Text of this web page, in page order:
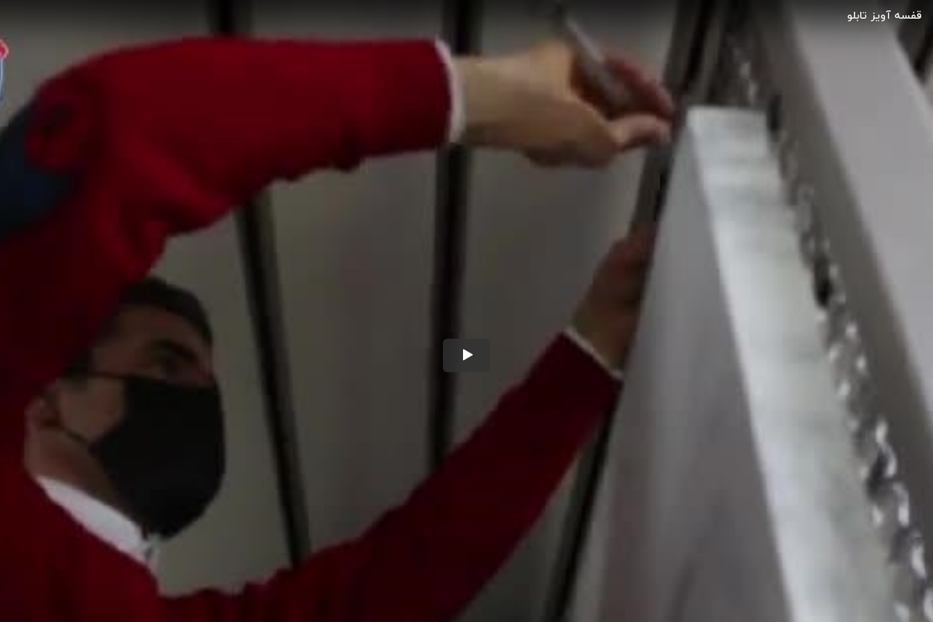
قفسه آویز تابلو